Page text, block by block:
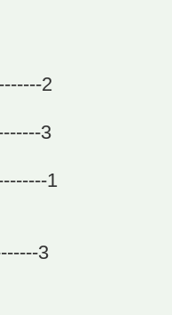
2
3
1
3